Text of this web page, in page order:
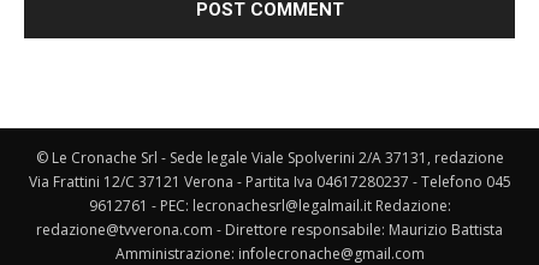
© Le Cronache Srl - Sede legale Viale Spolverini 2/A 37131, redazione
Via Frattini 12/C 37121 Verona - Partita Iva 04617280237 - Telefono 045
9612761 - PEC: lecronachesrl@legalmail.it Redazione:
redazione@tvverona.com - Direttore responsabile: Maurizio Battista
Amministrazione: infolecronache@gmail.com